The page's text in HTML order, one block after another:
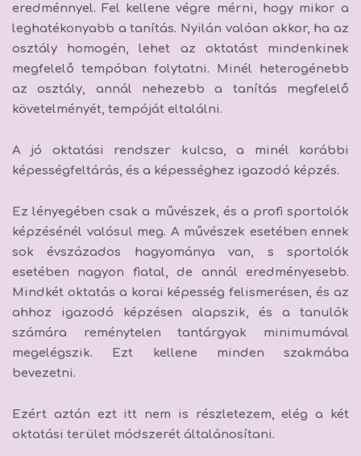
eredménnyel. Fel kellene végre mérni, hogy mikor a
leghatékonyabb a tanítás. Nyilán valóan akkor, ha az
osztály homogén, lehet az oktatást mindenkinek
megfelelő tempóban folytatni. Minél heterogénebb
az osztály, annál nehezebb a tanítás megfelelő
követelményét, tempóját eltalálni.
A jó oktatási rendszer kulcsa,a minél korábbi
képességfeltárás, és a képességhez igazodó képzés.
Ez lényegében csak a művészek, és a profi sportolók
képzésénél valósul meg. A művészek esetében ennek
sok évszázados hagyománya van, s sportolók
esetében nagyon fiatal, de annál eredményesebb.
Mindkét oktatás a korai képesség felismerésen, és az
ahhoz igazodó képzésen alapszik, és a tanulók
számára reménytelen tantárgyak minimumával
megelégszik. Ezt kellene minden szakmába
bevezetni.
Ezért aztán ezt itt nem is részletezem,elég a két
oktatási terület módszerét általánosítani.